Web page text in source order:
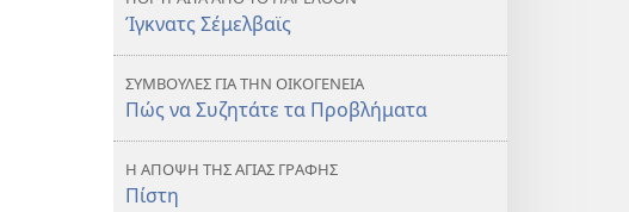
Ίγκνατς Σέμελβαϊς
ΣΥΜΒΟΥΛΕΣ ΓΙΑ ΤΗΝ ΟΙΚΟΓΕΝΕΙΑ
Πώς να Συζητάτε τα Προβλήματα
Η ΑΠΟΨΗ ΤΗΣ ΑΓΙΑΣ ΓΡΑΦΗΣ
Πίστη